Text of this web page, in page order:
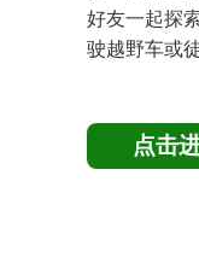
好友一起探
驶越野车或
旅途。点击